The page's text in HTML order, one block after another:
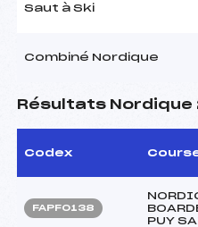
Saut à Ski
Combiné Nordique
Résultats Nordique
Codex
FAPF0138
PUY